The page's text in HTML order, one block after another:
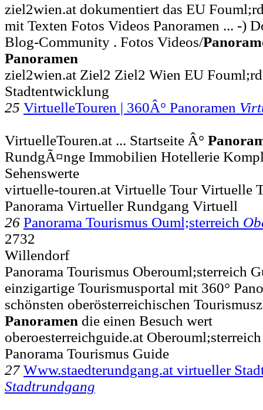
ziel2wien.at dokumentiert das EU
mit Texten Fotos Videos Panoramen ... -)
Blog-Community . Fotos Videos/
Panoramen
ziel2wien.at Ziel2 Ziel2 Wien EU
Stadtentwicklung
25 VirtuelleTouren | 360Â° Panoramen
VirtuelleTouren.at ... Startseite Â°
RundgÃ¤nge Immobilien Hotellerie
Sehenswerte
virtuelle-touren.at Virtuelle Tour Virtuelle
Panorama Virtueller Rundgang Virtuell
26 Panorama Tourismus Ouml;sterreich
2732
Willendorf
Panorama Tourismus Oberouml;sterreich
einzigartige Tourismusportal mit 360°
schönsten oberösterreichischen
Panoramen die einen Besuch wert
oberoesterreichguide.at
Panorama Tourismus Guide
27 Www.staedterundgang.at virtueller
Stadtrundgang